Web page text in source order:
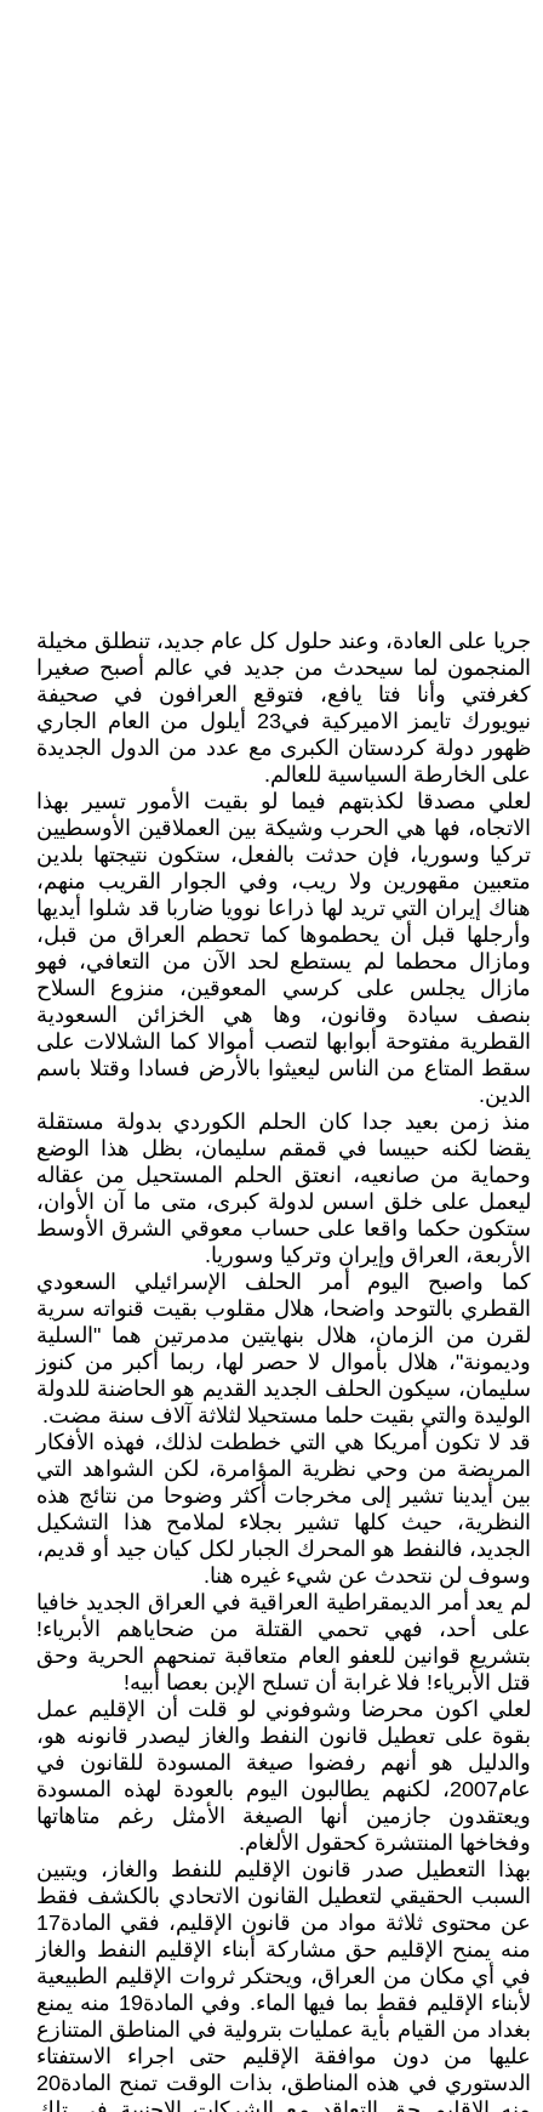
جريا على العادة، وعند حلول كل عام جديد، تنطلق مخيلة
المنجمون لما سيحدث من جديد في عالم أصبح صغيرا
كغرفتي وأنا فتا يافع، فتوقع العرافون في صحيفة
نيويورك تايمز الاميركية في23 أيلول من العام الجاري
ظهور دولة كردستان الكبرى مع عدد من الدول الجديدة
على الخارطة السياسية للعالم.
لعلي مصدقا لكذبتهم فيما لو بقيت الأمور تسير بهذا
الاتجاه، فها هي الحرب وشيكة بين العملاقين الأوسطيين
تركيا وسوريا، فإن حدثت بالفعل، ستكون نتيجتها بلدين
متعبين مقهورين ولا ريب، وفي الجوار القريب منهم،
هناك إيران التي تريد لها ذراعا نوويا ضاربا قد شلوا أيديها
وأرجلها قبل أن يحطموها كما تحطم العراق من قبل،
ومازال محطما لم يستطع لحد الآن من التعافي، فهو
مازال يجلس على كرسي المعوقين، منزوع السلاح
بنصف سيادة وقانون، وها هي الخزائن السعودية
القطرية مفتوحة أبوابها لتصب أموالا كما الشلالات على
سقط المتاع من الناس ليعيثوا بالأرض فسادا وقتلا باسم
الدين.
منذ زمن بعيد جدا كان الحلم الكوردي بدولة مستقلة
يقضا لكنه حبيسا في قمقم سليمان، بظل هذا الوضع
وحماية من صانعيه، انعتق الحلم المستحيل من عقاله
ليعمل على خلق اسس لدولة كبرى، متى ما آن الأوان،
ستكون حكما واقعا على حساب معوقي الشرق الأوسط
الأربعة، العراق وإيران وتركيا وسوريا.
كما واصبح اليوم أمر الحلف الإسرائيلي السعودي
القطري بالتوحد واضحا، هلال مقلوب بقيت قنواته سرية
لقرن من الزمان، هلال بنهايتين مدمرتين هما "السلية
وديمونة"، هلال بأموال لا حصر لها، ربما أكبر من كنوز
سليمان، سيكون الحلف الجديد القديم هو الحاضنة للدولة
الوليدة والتي بقيت حلما مستحيلا لثلاثة آلاف سنة مضت.
قد لا تكون أمريكا هي التي خططت لذلك، فهذه الأفكار
المريضة من وحي نظرية المؤامرة، لكن الشواهد التي
بين أيدينا تشير إلى مخرجات أكثر وضوحا من نتائج هذه
النظرية، حيث كلها تشير بجلاء لملامح هذا التشكيل
الجديد، فالنفط هو المحرك الجبار لكل كيان جيد أو قديم،
وسوف لن نتحدث عن شيء غيره هنا.
لم يعد أمر الديمقراطية العراقية في العراق الجديد خافيا
على أحد، فهي تحمي القتلة من ضحاياهم الأبرياء!
بتشريع قوانين للعفو العام متعاقبة تمنحهم الحرية وحق
قتل الأبرياء! فلا غرابة أن تسلح الإبن بعصا أبيه!
لعلي اكون محرضا وشوفوني لو قلت أن الإقليم عمل
بقوة على تعطيل قانون النفط والغاز ليصدر قانونه هو،
والدليل هو أنهم رفضوا صيغة المسودة للقانون في
عام2007، لكنهم يطالبون اليوم بالعودة لهذه المسودة
ويعتقدون جازمين أنها الصيغة الأمثل رغم متاهاتها
وفخاخها المنتشرة كحقول الألغام.
بهذا التعطيل صدر قانون الإقليم للنفط والغاز، ويتبين
السبب الحقيقي لتعطيل القانون الاتحادي بالكشف فقط
عن محتوى ثلاثة مواد من قانون الإقليم، فقي المادة17
منه يمنح الإقليم حق مشاركة أبناء الإقليم النفط والغاز
في أي مكان من العراق، ويحتكر ثروات الإقليم الطبيعية
لأبناء الإقليم فقط بما فيها الماء. وفي المادة19 منه يمنع
بغداد من القيام بأية عمليات بترولية في المناطق المتنازع
عليها من دون موافقة الإقليم حتى اجراء الاستفتاء
الدستوري في هذه المناطق، بذات الوقت تمنح المادة20